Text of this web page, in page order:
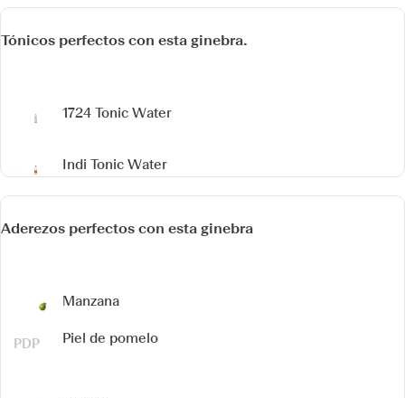
Tónicos perfectos con esta ginebra.
1724 Tonic Water
Indi Tonic Water
Aderezos perfectos con esta ginebra
Manzana
Piel de pomelo